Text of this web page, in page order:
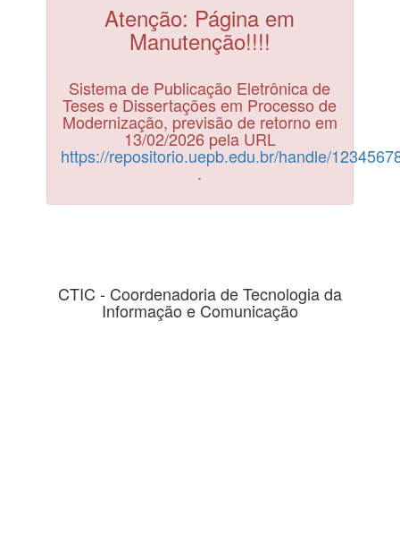
Atenção: Página em
Manutenção!!!!
Sistema de Publicação Eletrônica de
Teses e Dissertações em Processo de
Modernização, previsão de retorno em
13/02/2026 pela URL
https://repositorio.uepb.edu.br/handle/
.
CTIC - Coordenadoria de Tecnologia da
Informação e Comunicação